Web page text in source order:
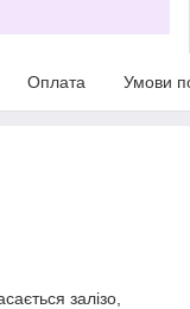
Оплата Умови
залізо,